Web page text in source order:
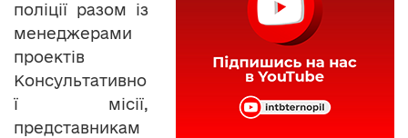
поліції разом із
менеджерами
проектів
Консультативно
ї місії,
представникам